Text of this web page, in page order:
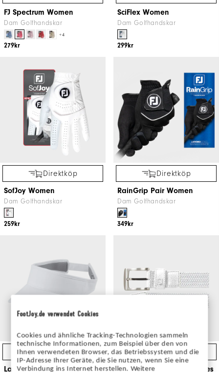
FootJoy.de verwendet Cookies
Cookies und ähnliche Tracking-Technologien sammeln
technische Informationen, zum Beispiel über den von
Ihnen verwendeten Browser, das Betriebssystem und die
IP-Adresse Ihrer Geräte, die Sie nutzen, wenn Sie eine
Verbindung ins Internet herstellen. Weitere
FJ Spectrum Women
Dam Golfhandskar
+4
279kr
SciFlex Women
Dam Golfhandskar
299kr
Direktköp
SofJoy Women
Dam Golfhandskar
259kr
Direktköp
RainGrip Pair Women
Dam Golfhandskar
349kr
Direktköp
Ladies Visor
Direktköp
Women's Golfleisure Ladies